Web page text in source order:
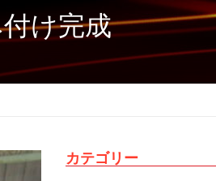
け完成
カテゴリー